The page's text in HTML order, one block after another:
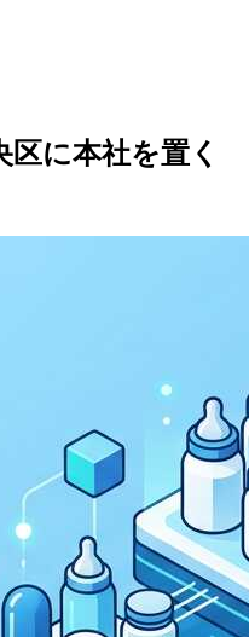
に本社を置く